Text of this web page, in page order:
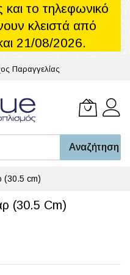
το τηλεφωνικό
κλειστά από
21/08/2026.
Παραγγελίας
Το
Αναζήτηση
(30.5 cm)
(30.5 Cm)